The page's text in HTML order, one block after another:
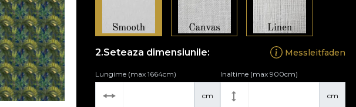
Seteaza dimensiunile: Messleitfaden
cm
Lungime (max 1664cm)
cm
Inaltime (max 900cm)